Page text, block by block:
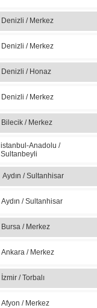
Denizli / Merkez
Denizli / Merkez
Denizli / Honaz
Denizli / Merkez
Bilecik / Merkez
istanbul-Anadolu /
Sultanbeyli
Aydın / Sultanhisar
Aydın / Sultanhisar
Bursa / Merkez
Ankara / Merkez
İzmir / Torbalı
Afyon / Merkez